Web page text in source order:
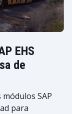
EHS
de
SAP
para